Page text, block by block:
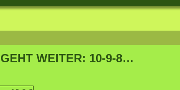
WEITER: 10-9-8…